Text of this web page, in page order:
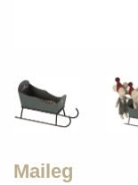
Maileg